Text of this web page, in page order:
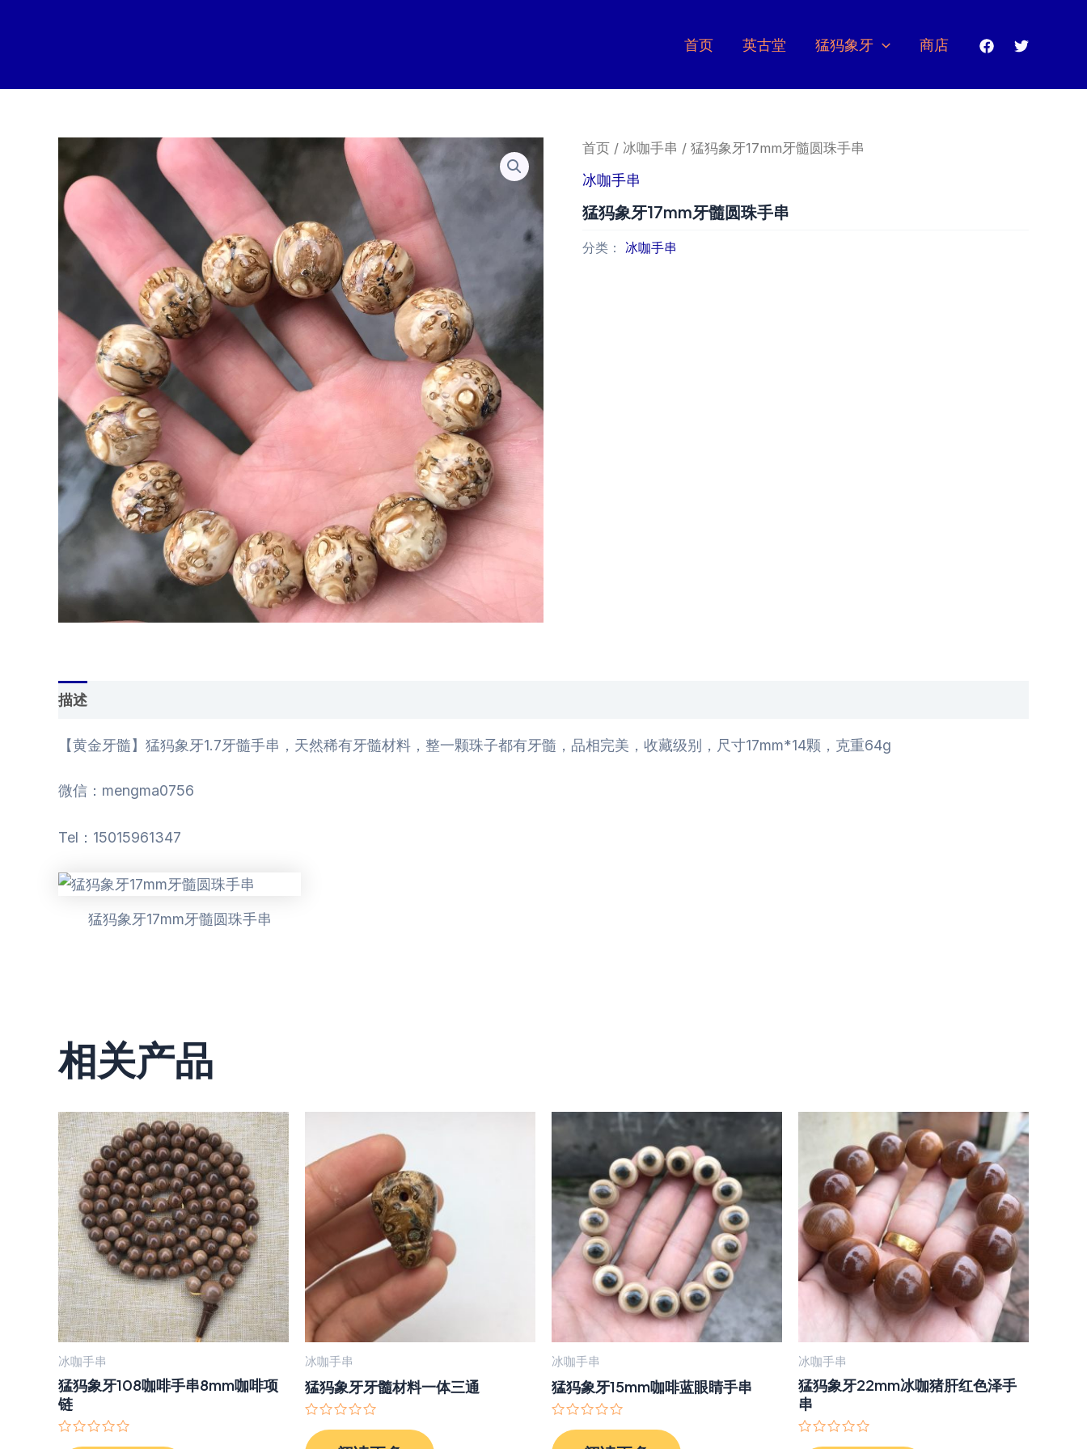
首页 英古堂 猛犸象牙 商店
首页 / 冰咖手串 / 猛犸象牙17mm牙髓圆珠手串
冰咖手串
猛犸象牙17mm牙髓圆珠手串
分类： 冰咖手串
描述
【黄金牙髓】猛犸象牙1.7牙髓手串，天然稀有牙髓材料，整一颗珠子都有牙髓，品相完美，收藏级别，尺寸17mm*14颗，克重64g
微信：mengma0756
Tel：15015961347
猛犸象牙17mm牙髓圆珠手串
相关产品
冰咖手串
猛犸象牙108咖啡手串8mm咖啡项
链
冰咖手串
猛犸象牙牙髓材料一体三通
分
冰咖手串
猛犸象牙15mm咖啡蓝眼睛手串
分
冰咖手串
猛犸象牙22mm冰咖猪肝红色泽手
串